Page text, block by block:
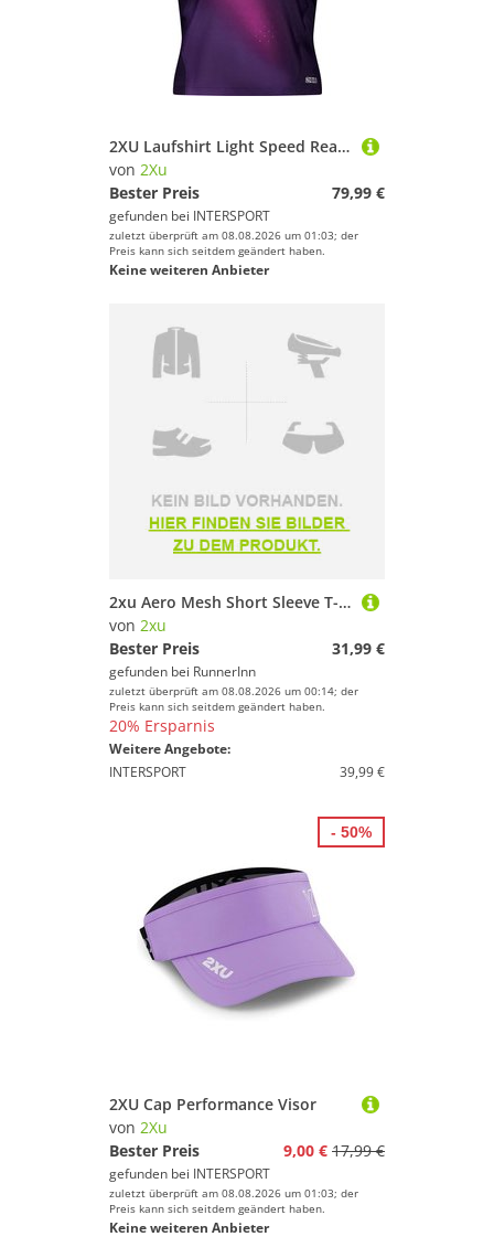
2XU Laufshirt Light Speed React Crop Singlet
von 2Xu
Bester Preis
79,99 €
gefunden bei INTERSPORT
zuletzt überprüft am 08.08.2026 um 01:03; der
Preis kann sich seitdem geändert haben.
Keine weiteren Anbieter
2xu Aero Mesh Short Sleeve T-shirt Blau L Frau
von 2xu
Bester Preis
31,99 €
gefunden bei RunnerInn
zuletzt überprüft am 08.08.2026 um 00:14; der
Preis kann sich seitdem geändert haben.
20% Ersparnis
Weitere Angebote:
INTERSPORT
39,99 €
2XU Cap Performance Visor
von 2Xu
Bester Preis
9,00 € 17,99 €
gefunden bei INTERSPORT
zuletzt überprüft am 08.08.2026 um 01:03; der
Preis kann sich seitdem geändert haben.
Keine weiteren Anbieter
- 50%